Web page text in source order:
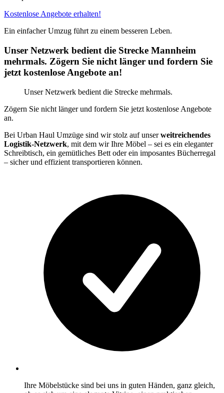
Kostenlose Angebote erhalten!
Ein einfacher Umzug führt zu einem besseren Leben.
Unser Netzwerk bedient die Strecke Mannheim
mehrmals. Zögern Sie nicht länger und fordern Sie
jetzt kostenlose Angebote an!
Unser Netzwerk bedient die Strecke mehrmals.
Zögern Sie nicht länger und fordern Sie jetzt kostenlose Angebote
an.
Bei Urban Haul Umzüge sind wir stolz auf unserweitreichendes
Logistik-Netzwerk, mit dem wir Ihre Möbel – sei es ein eleganter
Schreibtisch, ein gemütliches Bett oder ein imposantes Bücherregal
– sicher und effizient transportieren können.
Ihre Möbelstücke sind bei uns in guten Händen, ganz gleich,